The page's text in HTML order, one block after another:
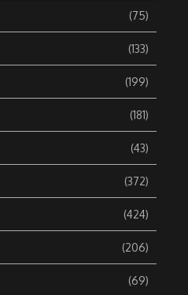
(75)
(133)
(199)
(181)
(43)
(372)
(424)
(206)
(69)